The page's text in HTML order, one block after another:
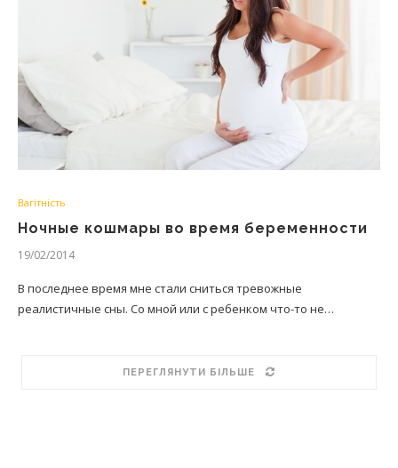
Вагітність
Ночные кошмары во время беременности
19/02/2014
В последнее время мне стали сниться тревожные
реалистичные сны. Со мной или с ребенком что-то не…
ПЕРЕГЛЯНУТИ БІЛЬШЕ